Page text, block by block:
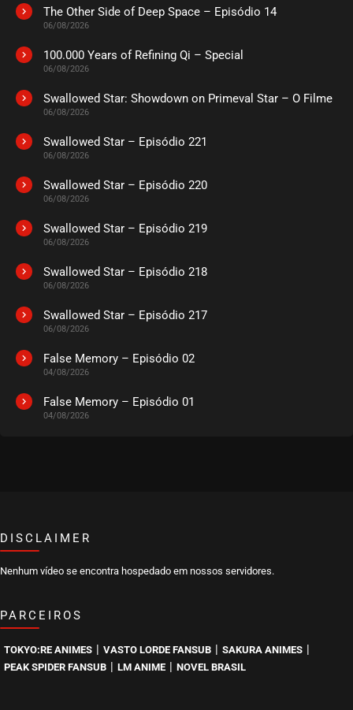
The Other Side of Deep Space – Episódio 14
06/08/2026
100.000 Years of Refining Qi – Special
06/08/2026
Swallowed Star: Showdown on Primeval Star – O Filme
06/08/2026
Swallowed Star – Episódio 221
06/08/2026
Swallowed Star – Episódio 220
06/08/2026
Swallowed Star – Episódio 219
06/08/2026
Swallowed Star – Episódio 218
06/08/2026
Swallowed Star – Episódio 217
06/08/2026
False Memory – Episódio 02
04/08/2026
False Memory – Episódio 01
04/08/2026
DISCLAIMER
Nenhum vídeo se encontra hospedado em nossos servidores.
PARCEIROS
TOKYO:RE ANIMES VASTO LORDE FANSUB SAKURA ANIMES
PEAK SPIDER FANSUB LM ANIME NOVEL BRASIL